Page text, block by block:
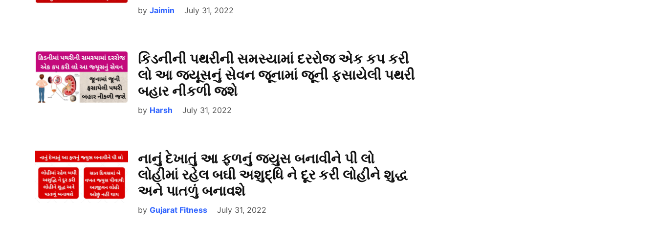
by Jaimin July 31, 2022
કિડનીની પથરીની સમસ્યામાં દરરોજ એક કપ કરી
લો આ જ્યૂસનું સેવન જૂનામાં જૂની ફસાયેલી પથરી
બહાર નીકળી જશે
by Harsh July 31, 2022
નાનું દેખાતું આ ફળનું જ્યુસ બનાવીને પી લો
લોહીમાં રહેલ બઘી અશુદ્ધિ ને દૂર કરી લોહીને શુદ્ધ
અને પાતળું બનાવશે
by Gujarat Fitness July 31, 2022